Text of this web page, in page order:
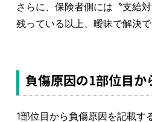
さらに、保険者側には〝支給
残っている以上、曖昧で解決
負傷原因の1部位目か
1部位目から負傷原因を記載